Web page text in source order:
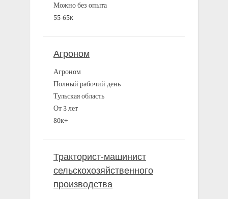
Можно без опыта
55-65к
Агроном
Агроном
Полный рабочий день
Тульская область
От 3 лет
80к+
Тракторист-машинист
сельскохозяйственного
производства